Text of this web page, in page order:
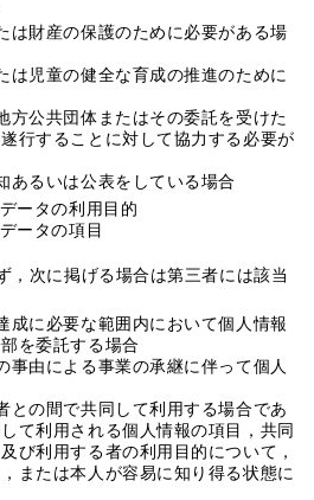
は財産の保護のために必要がある場
は児童の健全な育成の推進のために
方公共団体またはその委託を受けた
行することに対して協力する必要が
あるいは公表をしている場合
ータの利用目的
ータの項目
，次に掲げる場合は第三者には該当
成に必要な範囲内において個人情報
を委託する場合
事由による事業の承継に伴って個人
との間で共同して利用する場合であ
て利用される個人情報の項目，共同
び利用する者の利用目的について，
または本人が容易に知り得る状態に